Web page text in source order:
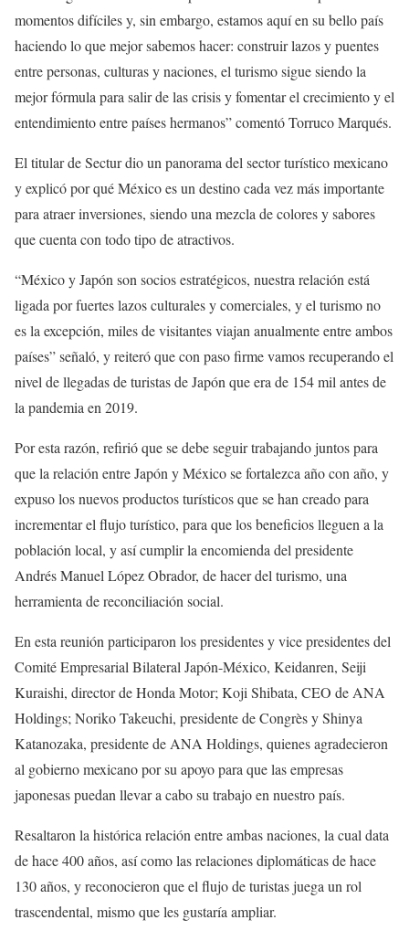
momentos difíciles y, sin embargo, estamos aquí en su bello país
haciendo lo que mejor sabemos hacer: construir lazos y puentes
entre personas, culturas y naciones, el turismo sigue siendo la
mejor fórmula para salir de las crisis y fomentar el crecimiento y el
entendimiento entre países hermanos” comentó Torruco Marqués.
El titular de Sectur dio un panorama del sector turístico mexicano
y explicó por qué México es un destino cada vez más importante
para atraer inversiones, siendo una mezcla de colores y sabores
que cuenta con todo tipo de atractivos.
“México y Japón son socios estratégicos, nuestra relación está
ligada por fuertes lazos culturales y comerciales, y el turismo no
es la excepción, miles de visitantes viajan anualmente entre ambos
países” señaló, y reiteró que con paso firme vamos recuperando el
nivel de llegadas de turistas de Japón que era de 154 mil antes de
la pandemia en 2019.
Por esta razón, refirió que se debe seguir trabajando juntos para
que la relación entre Japón y México se fortalezca año con año, y
expuso los nuevos productos turísticos que se han creado para
incrementar el flujo turístico, para que los beneficios lleguen a la
población local, y así cumplir la encomienda del presidente
Andrés Manuel López Obrador, de hacer del turismo, una
herramienta de reconciliación social.
En esta reunión participaron los presidentes y vice presidentes del
Comité Empresarial Bilateral Japón-México, Keidanren, Seiji
Kuraishi, director de Honda Motor; Koji Shibata, CEO de ANA
Holdings; Noriko Takeuchi, presidente de Congrès y Shinya
Katanozaka, presidente de ANA Holdings, quienes agradecieron
al gobierno mexicano por su apoyo para que las empresas
japonesas puedan llevar a cabo su trabajo en nuestro país.
Resaltaron la histórica relación entre ambas naciones, la cual data
de hace 400 años, así como las relaciones diplomáticas de hace
130 años, y reconocieron que el flujo de turistas juega un rol
trascendental, mismo que les gustaría ampliar.